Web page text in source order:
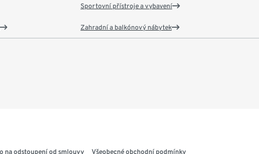
Sportovní přístroje a vybavení
Zahradní a balkónový nábytek
na odstoupení od smlouvy Všeobecné obchodní podmínky